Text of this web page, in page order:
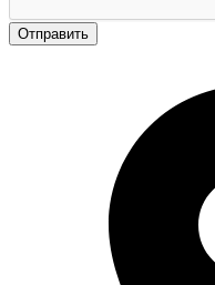
Отправить